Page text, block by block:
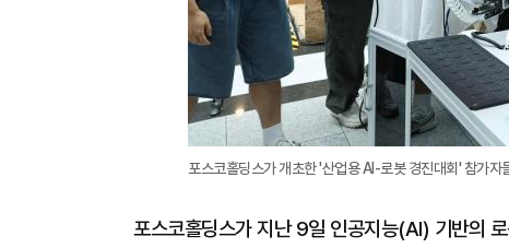
포스코홀딩스가 개초한 '산업용 AI-로봇 경진대회' 참가
포스코홀딩스가 지난 9일 인공지능(AI) 기반의